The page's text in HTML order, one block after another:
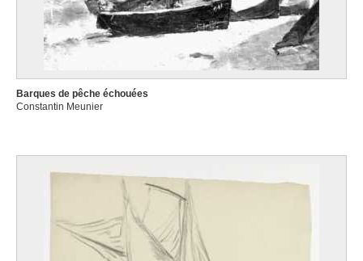
Barques de pêche échouées
Constantin Meunier